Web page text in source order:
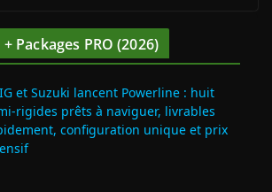
Packages PRO (2026)
et Suzuki lancent Powerline : huit
prêts à naviguer, livrables
configuration unique et prix